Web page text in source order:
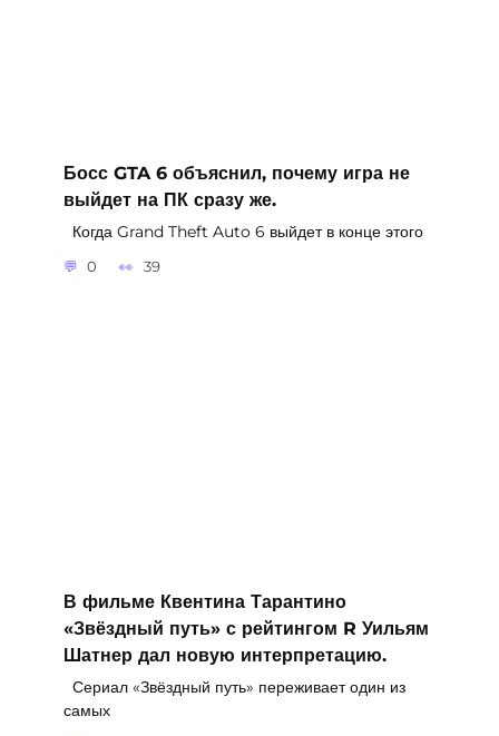
Босс GTA 6 объяснил, почему игра не
выйдет на ПК сразу же.
Когда Grand Theft Auto 6 выйдет в конце этого
0 39
В фильме Квентина Тарантино
«Звёздный путь» с рейтингом R Уильям
Шатнер дал новую интерпретацию.
Сериал «Звёздный путь» переживает один из
самых